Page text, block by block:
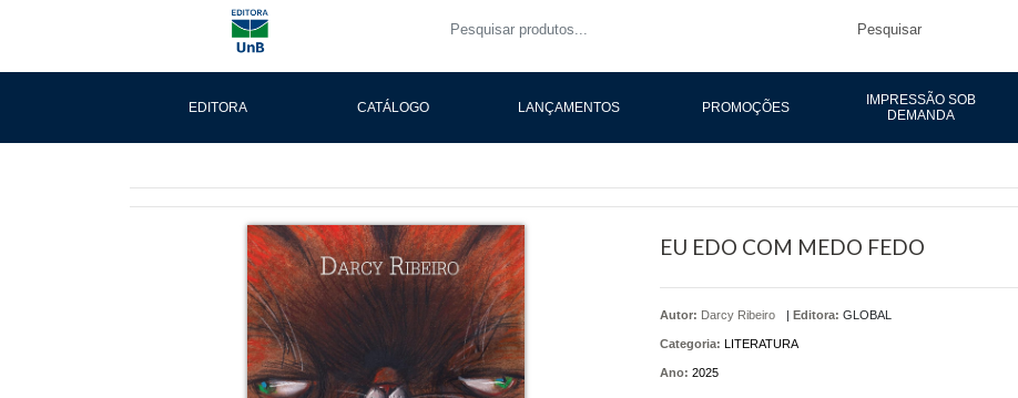
Pesquisar
EDITORA CATÁLOGO LANÇAMENTOS PROMOÇÕES
IMPRESSÃO SOB
DEMANDA
EU EDO COM MEDO FEDO
Autor: Darcy Ribeiro | Editora: GLOBAL
Categoria: LITERATURA
Ano: 2025